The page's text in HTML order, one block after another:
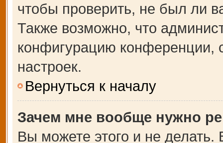
чтобы проверить, не был ли
Также возможно, что
конфигурацию конференции,
настроек.
Вернуться к началу
Зачем мне вообще нужно
Вы можете этого и не делать.